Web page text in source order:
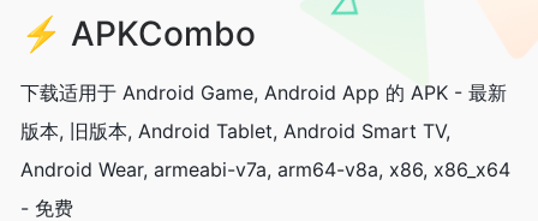
⚡ APKCombo
下载适用于 Android Game, Android App 的 APK - 最新
版本, 旧版本, Android Tablet, Android Smart TV,
Android Wear, armeabi-v7a, arm64-v8a, x86, x86_x64
- 免费